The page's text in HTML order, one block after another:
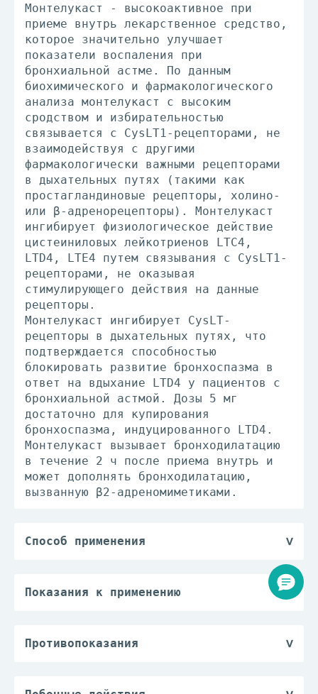
Монтелукаст - высокоактивное при
приеме внутрь лекарственное средство,
которое значительно улучшает
показатели воспаления при
бронхиальной астме. По данным
биохимического и фармакологического
анализа монтелукаст с высоким
сродством и избирательностью
связывается с CysLT1-рецепторами, не
взаимодействуя с другими
фармакологически важными рецепторами
в дыхательных путях (такими как
простагландиновые рецепторы, холино-
или β-адренорецепторы). Монтелукаст
ингибирует физиологическое действие
цистеиниловых лейкотриенов LTC4,
LTD4, LTE4 путем связывания с CysLT1-
рецепторами, не оказывая
стимулирующего действия на данные
рецепторы.
Монтелукаст ингибирует CysLT-
рецепторы в дыхательных путях, что
подтверждается способностью
блокировать развитие бронхоспазма в
ответ на вдыхание LTD4 у пациентов с
бронхиальной астмой. Дозы 5 мг
достаточно для купирования
бронхоспазма, индуцированного LTD4.
Монтелукаст вызывает бронходилатацию
в течение 2 ч после приема внутрь и
может дополнять бронходилатацию,
вызванную β2-адреномиметиками.
Способ применения
лечения бронхиальной астмы препарат
время суток по желанию пациента.
Показания к применению
от 2 лет до 5 лет, включая
бронхиальной астмы у пациентов с
Противопоказания
— детский возраст до 2 лет;